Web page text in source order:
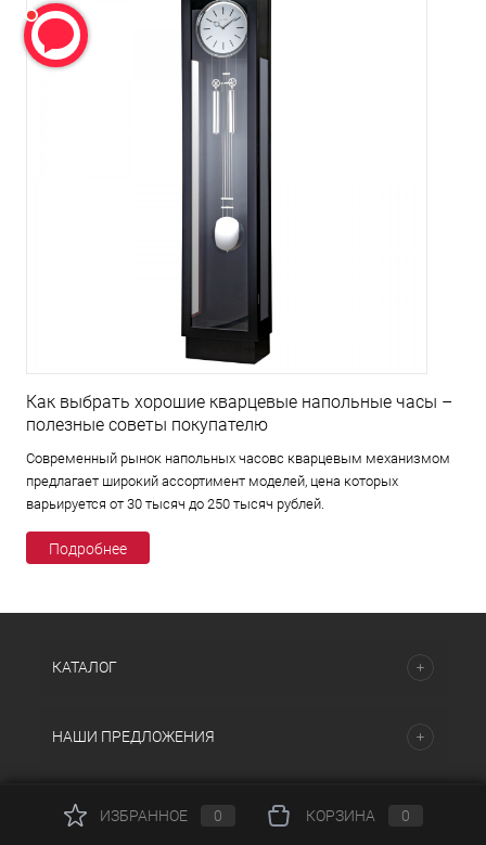
Как выбрать хорошие кварцевые напольные часы –
полезные советы покупателю
Современный рынок напольных часовс кварцевым механизмом
предлагает широкий ассортимент моделей, цена которых
варьируется от 30 тысяч до 250 тысяч рублей.
Подробнее
КАТАЛОГ
НАШИ ПРЕДЛОЖЕНИЯ
ПОМОЩЬ И СЕРВИСЫ
ИЗБРАННОЕ 0 КОРЗИНА 0